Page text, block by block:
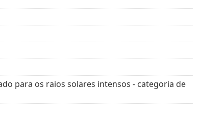
para os raios solares intensos - categoria de